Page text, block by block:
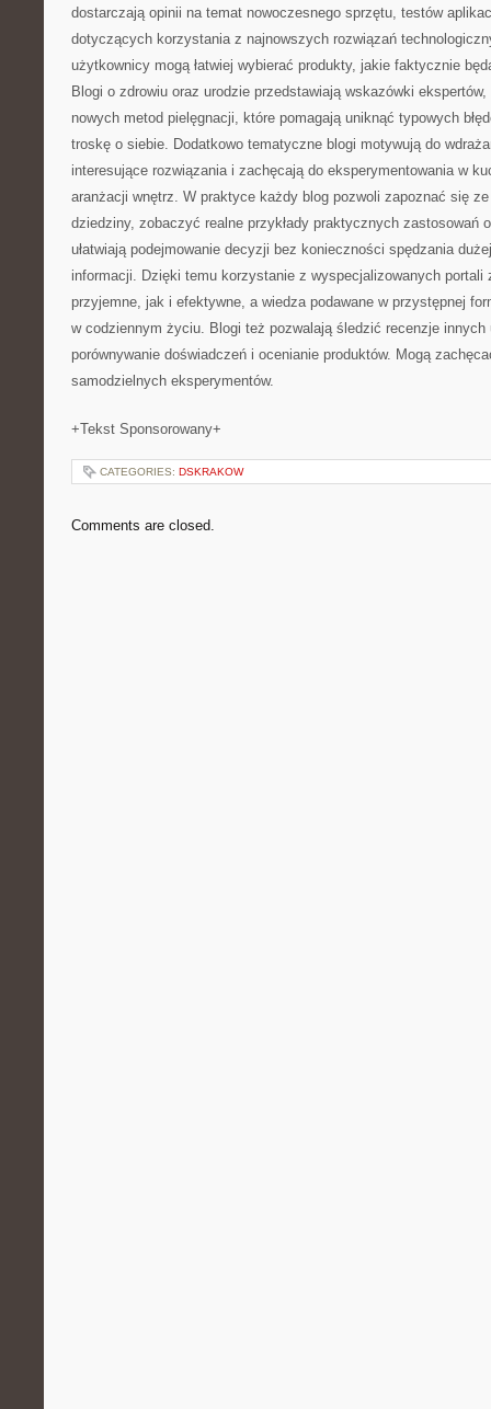
dostarczają opinii na temat nowoczesnego sprzętu, testów
dotyczących korzystania z najnowszych rozwiązań
użytkownicy mogą łatwiej wybierać produkty, jakie faktycznie
Blogi o zdrowiu oraz urodzie przedstawiają wskazówki
nowych metod pielęgnacji, które pomagają uniknąć typowych
troskę o siebie. Dodatkowo tematyczne blogi motywują do
interesujące rozwiązania i zachęcają do eksperymentowania w
aranżacji wnętrz. W praktyce każdy blog pozwoli zapoznać się
dziedziny, zobaczyć realne przykłady praktycznych zastosowań
ułatwiają podejmowanie decyzji bez konieczności spędzania
informacji. Dzięki temu korzystanie z wyspecjalizowanych portali
przyjemne, jak i efektywne, a wiedza podawane w przystępnej
w codziennym życiu. Blogi też pozwalają śledzić recenzje innych
porównywanie doświadczeń i ocenianie produktów. Mogą
samodzielnych eksperymentów.
+Tekst Sponsorowany+
CATEGORIES: DSKRAKOW
Comments are closed.